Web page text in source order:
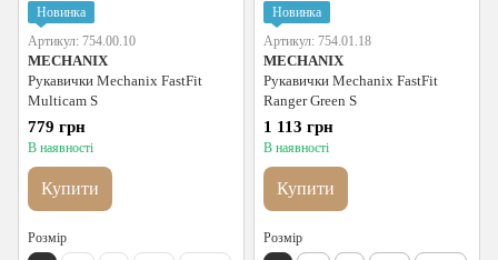
Новинка
Артикул: 754.00.10
MECHANIX
Рукавички Mechanix FastFit
Multicam S
779 грн
В наявності
Купити
Розмір
Новинка
Артикул: 754.01.18
MECHANIX
Рукавички Mechanix FastFit
Ranger Green S
1 113 грн
В наявності
Купити
Розмір